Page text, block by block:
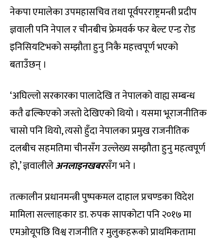
नेकपा एमालेका उपमहासचिव तथा पूर्वपरराष्ट्रमन्त्री प्रदीप
ज्ञवाली पनि नेपाल र चीनबीच फ्रेमवर्क फर बेल्ट एन्ड रोड
इनिसियटिभको सम्झौता हुनु निकै महत्त्वपूर्ण भएको
बताउँछन् ।
‘अघिल्लो सरकारका पालादेखि त नेपालको वाह्य सम्बन्ध
कतै ढल्किएको जस्तो देखिएको थियो । यसमा भूराजनीतिक
चासो पनि थियो, त्यसो हुँदा नेपालका प्रमुख राजनीतिक
दलबीच सहमतिमा चीनसँग उल्लेख्य सम्झौता हुनु महत्वपूर्ण
हो,’ ज्ञवालीलेअनलाइनखबरसँग भने ।
तत्कालीन प्रधानमन्त्री पुष्पकमल दाहाल प्रचण्डका विदेश
मामिला सल्लाहकार डा. रुपक सापकोटा पनि २०१७ मा
एमओयूपछि विश्व राजनीति र मुलुकहरूको प्राथमिकतामा